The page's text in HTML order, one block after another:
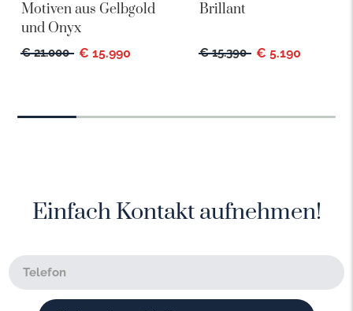
Motiven aus Gelbgold
und Onyx
€ 21.000 € 15.990
Brillant
€ 15.390 € 5.190
Einfach Kontakt aufnehmen!